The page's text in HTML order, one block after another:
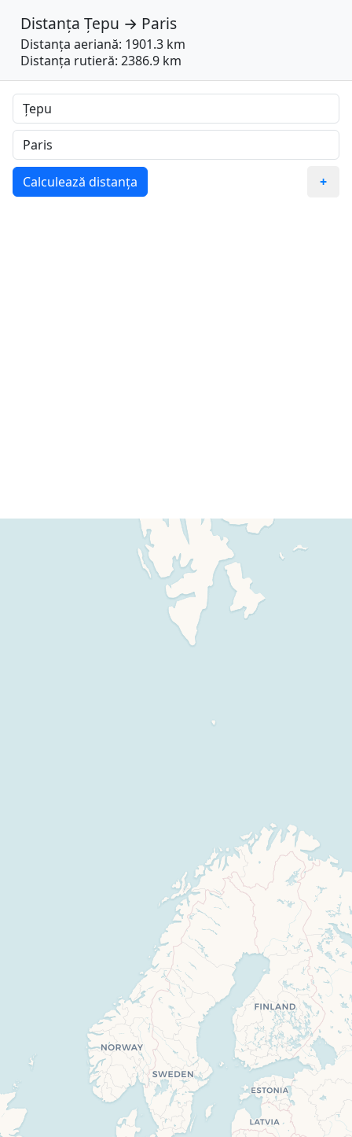
Distanța Țepu → Paris
Distanța aeriană: 1901.3 km
Distanța rutieră: 2386.9 km
Calculează distanța +